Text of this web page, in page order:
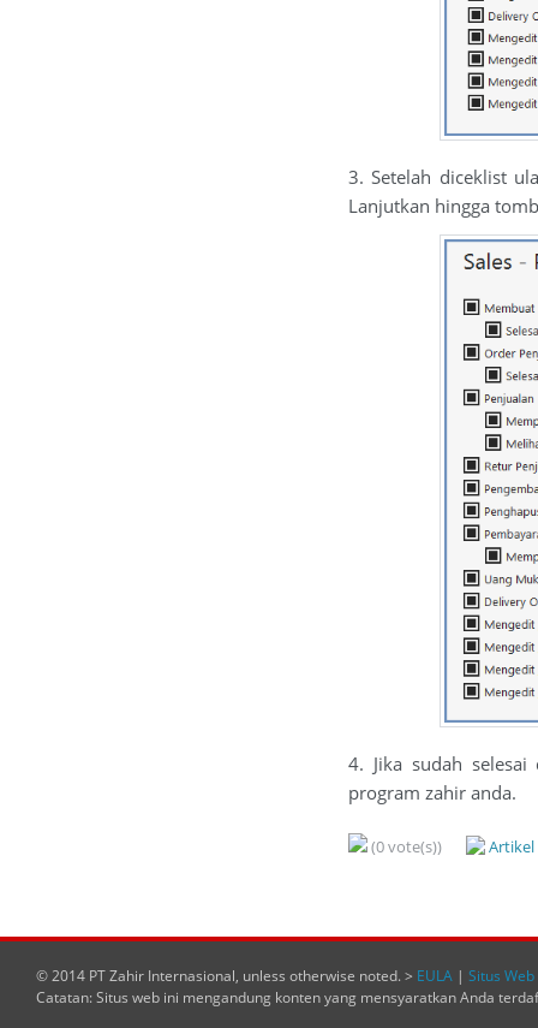
3. Setelah diceklist
Lanjutkan hingga
4. Jika sudah
program zahir anda.
(0 vote(s))
© 2014 PT Zahir Internasional, unless otherwise noted. > EULA | Situs
Catatan: Situs web ini mengandung konten yang mensyaratkan Anda